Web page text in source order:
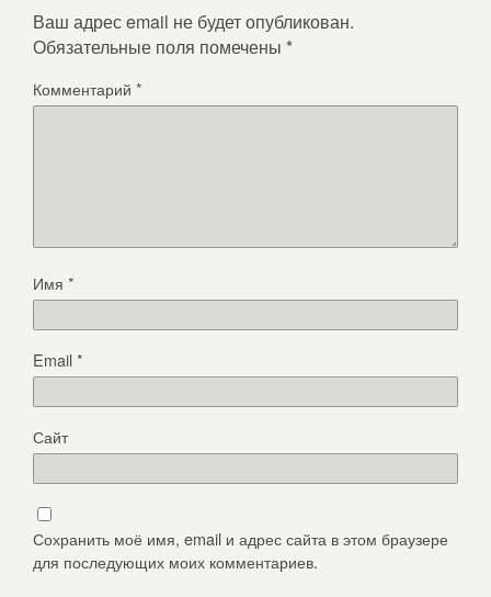
Ваш адрес email не будет опубликован.
Обязательные поля помечены *
Комментарий *
Имя *
Email*
Сайт
Сохранить моё имя, email и адрес сайта в этом браузере
для последующих моих комментариев.